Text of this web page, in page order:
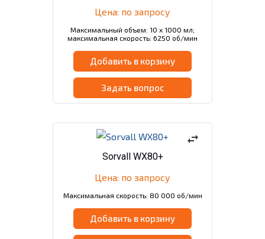
Цена: по запросу
Максимальный объем: 10 х 1000 мл;
максимальная скорость: 6250 об/мин
Добавить в корзину
Задать вопрос
swap_horiz
Sorvall WX80+
Цена: по запросу
Максимальная скорость: 80 000 об/мин
Добавить в корзину